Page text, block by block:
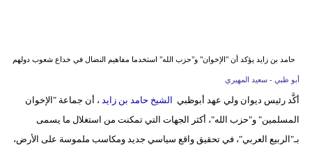
أزياء
علوم
وتكنولوجيا
حامد بن زايد يؤكد أن "الإخوان" و"حزب الله" استخدما مفاهيم النضال في خداع شعوب دولهم
أبو ظبي - سعيد المهيري
أكَّد رئيس ديوان ولي عهد أبوظبي الشيخ حامد بن زايد ، أن جماعة "الإخوان
المسلمين" و"حزب الله"، أكثر الجهات التي تمكنت من استغلال ما يسمى
بـ"الربيع العربي"، في تحقيق واقع سياسي جديد ومكاسب ملموسة على الأرض،